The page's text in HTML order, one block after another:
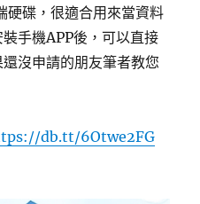
碟，很適合用來當資料
裝手機APP後，可以直接
沒申請的朋友筆者教您
db.tt/6Otwe2FG